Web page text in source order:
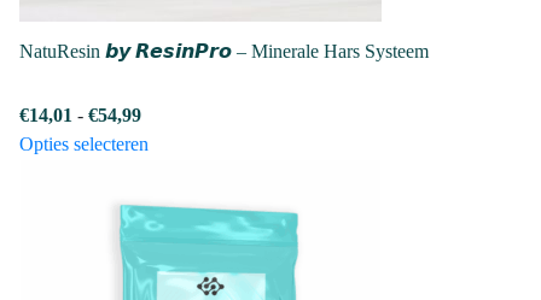
NatuResin 𝙗𝙮 𝙍𝙚𝙨𝙞𝙣𝙋𝙧𝙤 – Minerale Hars Systeem
€14,01 - €54,99Prijsklasse:
€14,01
€54,99
Opties selecteren
heeft
meerdere
Deze